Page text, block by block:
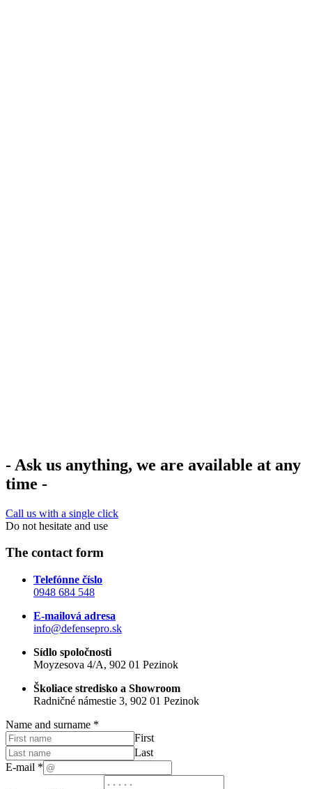
- Ask us anything, we are available at any
time -
Call us with a single click
Do not hesitate and use
The contact form
Telefónne číslo
0948 684 548
E-mailová adresa
info@defensepro.sk
Sídlo spoločnosti
Moyzesova 4/A, 902 01 Pezinok
Školiace stredisko a Showroom
Radničné námestie 3, 902 01 Pezinok
Name and surname *
First
Last
E-mail *